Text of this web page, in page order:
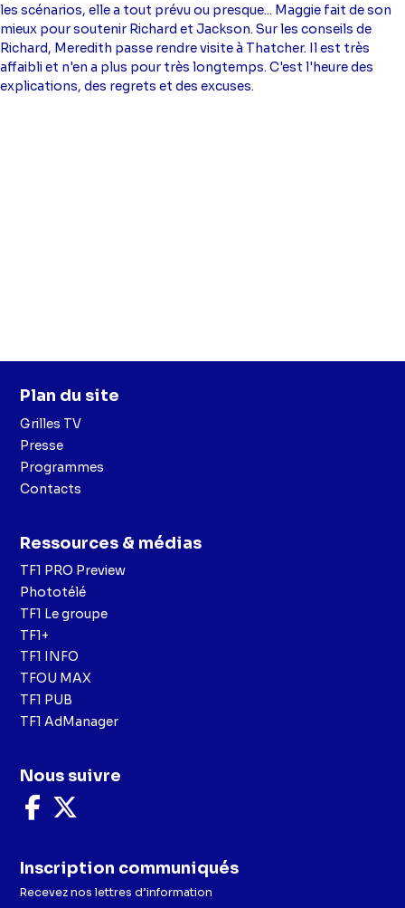
les scénarios, elle a tout prévu ou presque... Maggie fait de son
mieux pour soutenir Richard et Jackson. Sur les conseils de
Richard, Meredith passe rendre visite à Thatcher. Il est très
affaibli et n'en a plus pour très longtemps. C'est l'heure des
explications, des regrets et des excuses.
Plan du site
Grilles TV
Presse
Programmes
Contacts
Ressources & médias
TF1 PRO Preview
Phototélé
TF1 Le groupe
TF1+
TF1 INFO
TFOU MAX
TF1 PUB
TF1 AdManager
Nous suivre
Nous
suivre
Facebook
X
Inscription communiqués
Recevez nos lettres d’information